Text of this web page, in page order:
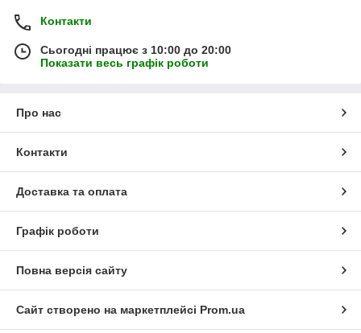
Контакти
Сьогодні працює з 10:00 до 20:00
Показати весь графік роботи
Про нас
Контакти
Доставка та оплата
Графік роботи
Повна версія сайту
Сайт створено на маркетплейсі Prom.ua